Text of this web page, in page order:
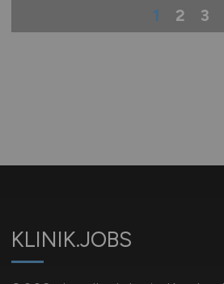
1 2 3
KLINIK.JOBS